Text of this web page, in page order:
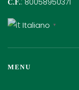
C.F.: 80058950371
Italiano ▼
MENU